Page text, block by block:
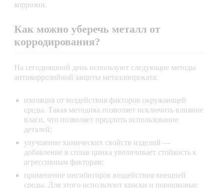
коррозии.
Как можно уберечь металл от
корродирования?
На сегодняшний день используют следующие методы
антикоррозийной защиты металлопроката:
изоляция от воздействия факторов окружающей
среды. Такая методика позволяет исключить влияние
влаги, что позволяет продлить использование
деталей;
улучшение химических свойств изделий —
добавление в сплав цинка увеличивает стойкость к
агрессивным факторам;
применение ингибиторов воздействия внешней
среды. Для этого используют краски и порошковые